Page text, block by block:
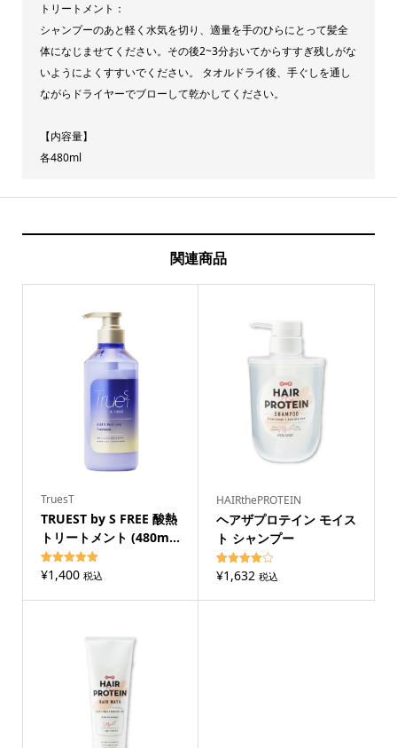
リ
ー
ト
メ
個
トリートメント：
シャンプーのあと軽く水気を切り、適量を手のひらにとって髪全
体になじませてください。その後2~3分おいてからすすぎ残しがな
いようによくすすいでください。 タオルドライ後、手ぐしを通し
ながらドライヤーでブローして乾かしてください。
【内容量】
各480ml
関連商品
TruesT
TRUEST by S FREE 酸熱
トリートメント (480m...
1
件の利用者
評価に基づ
価のうち、
¥1,400 税込
HAIRthePROTEIN
ヘアザプロテイン モイス
ト シャンプー
1
件の利用
者評価に
¥1,632 税込